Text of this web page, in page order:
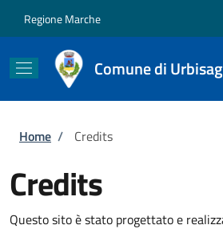
Regione Marche
Comune di
Briciole di pane
Home / Credits
Credits
Questo sito è stato progettato e